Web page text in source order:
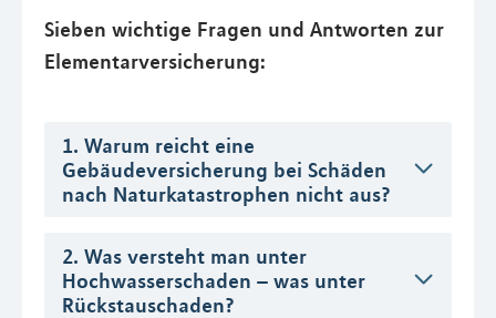
Sieben wichtige Fragen und Antworten zur
Elementarversicherung:
1. Warum reicht eine
Gebäudeversicherung bei Schäden
nach Naturkatastrophen nicht aus?
2. Was versteht man unter
Hochwasserschaden – was unter
Rückstauschaden?